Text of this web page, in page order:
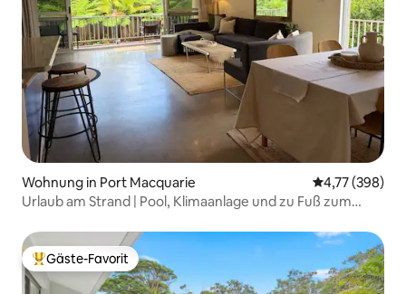
Wohnung in Port Macquarie
4,77 (398)
Urlaub am Strand | Pool, Klimaanlage und zu Fuß zum
Beliebter Gäste-Favorit.
Gäste-Favorit